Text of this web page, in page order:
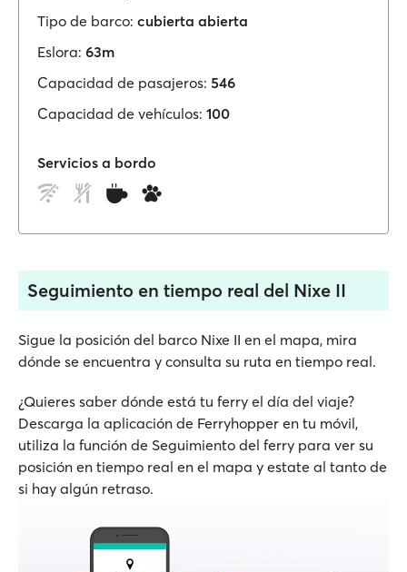
Tipo de barco: cubierta abierta
Eslora: 63m
Capacidad de pasajeros: 546
Capacidad de vehículos: 100
Servicios a bordo
Seguimiento en tiempo real del Nixe II
Sigue la posición del barco Nixe II en el mapa, mira
dónde se encuentra y consulta su ruta en tiempo real.
¿Quieres saber dónde está tu ferry el día del viaje?
Descarga la aplicación de Ferryhopper en tu móvil,
utiliza la función de Seguimiento del ferry para ver su
posición en tiempo real en el mapa y estate al tanto de
si hay algún retraso.